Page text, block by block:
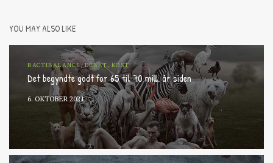
YOU MAY ALSO LIKE
BACTIBALANCE, DEBAT, KOST
Det begyndte godt for 65 til 70 mill. år siden
6. OKTOBER 2021